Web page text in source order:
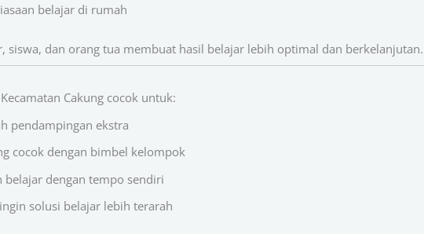
belajar di rumah
siswa, dan orang tua membuat hasil belajar lebih optimal dan berkelanjutan.
Cakung cocok untuk:
pendampingan ekstra
cocok dengan bimbel kelompok
belajar dengan tempo sendiri
solusi belajar lebih terarah